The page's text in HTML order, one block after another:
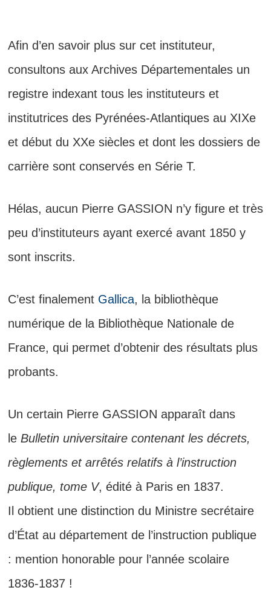
Afin d’en savoir plus sur cet instituteur,
consultons aux Archives Départementales un
registre indexant tous les instituteurs et
institutrices des Pyrénées-Atlantiques au XIXe
et début du XXe siècles et dont les dossiers de
carrière sont conservés en Série T.
Hélas, aucun Pierre GASSION n’y figure et très
peu d’instituteurs ayant exercé avant 1850 y
sont inscrits.
C’est finalement Gallica, la bibliothèque
numérique de la Bibliothèque Nationale de
France, qui permet d’obtenir des résultats plus
probants.
Un certain Pierre GASSION apparaît dans
le Bulletin universitaire contenant les décrets,
règlements et arrêtés relatifs à l’instruction
publique, tome V, édité à Paris en 1837.
Il obtient une distinction du Ministre secrétaire
d’État au département de l’instruction publique
: mention honorable pour l’année scolaire
1836-1837 !